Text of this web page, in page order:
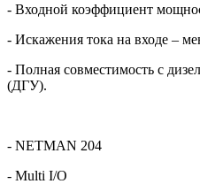
- Входной коэффициент
- Искажения тока на входе –
- Полная совместимость с
(ДГУ).
- NETMAN 204
- Multi I/O